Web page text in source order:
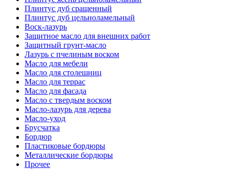
Плинтус дуб сращенный
Плинтус дуб цельноламельный
Воск-лазурь
Защитное масло для внешних работ
Защитный грунт-масло
Лазурь с пчелиным воском
Масло для мебели
Масло для столешниц
Масло для террас
Масло для фасада
Масло с твердым воском
Масло-лазурь для дерева
Масло-уход
Брусчатка
Бордюр
Пластиковые бордюры
Металлические бордюры
Прочее